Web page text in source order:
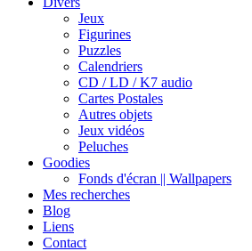
Jeux
Figurines
Puzzles
Calendriers
CD / LD / K7 audio
Cartes Postales
Autres objets
Jeux vidéos
Peluches
Goodies
Fonds d'écran || Wallpapers
Mes recherches
Blog
Liens
Contact